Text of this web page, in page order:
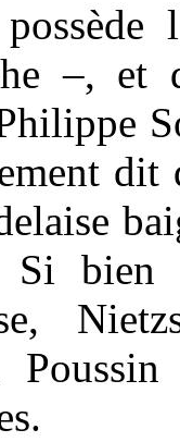
–, et
bien